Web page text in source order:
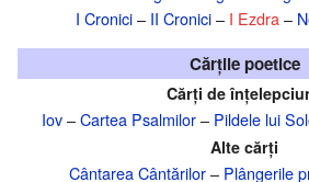
I Cronici– II Cronici– I Ezdra–
Cărțile poetice
Cărți de
Iov–Cartea Psalmilor– Pildele lui
Alte cărți
Cântarea Cântărilor– Plângerile